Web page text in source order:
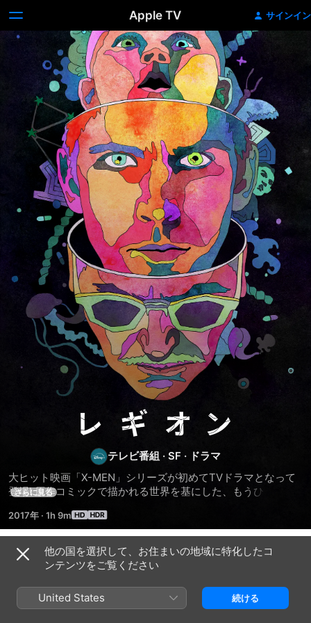
Apple TV サインイン
レ
ギ
オ
ン
テレビ番組 · SF · ドラマ
大ヒット映画「X-MEN」シリーズが初めてTVドラマとなって
登場! 原作コミックで描かれる世界を基にした、もうひとつの
いから精神病院で治療を受けていた、主人公デヴィッド･ハラ
ー。実は彼こそが、他人の精神を自在に操ることができる地上
最強のテレパスで“X-MEN”創始者のチャールズ･エグゼビア (=
プロフェッサーX) の息子であった。デヴィッド自身も、また父
のチャールズでさえ知らなかったその事実は、新たに始まる巨
大なる陰謀劇の幕開けを意味していた…。デヴィッドの中で覚
醒するミュータント“レギオン”の持つ、未知の力とは一体…!?
さらに見る
2017年 · 1h 9m
シーズン 1
他の国を選択して、お住まいの地域に特化したコ
ンテンツをご覧ください
United States 続ける